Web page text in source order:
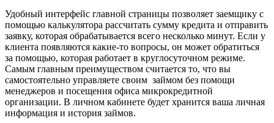
Удобный интерфейс главной страницы позволяет заемщику с
помощью калькулятора рассчитать сумму кредита и отправить
заявку, которая обрабатывается всего несколько минут. Если у
клиента появляются какие-то вопросы, он может обратиться
за помощью, которая работает в круглосуточном режиме.
Самым главным преимуществом считается то, что вы
самостоятельно управляете своим займом без помощи
менеджеров и посещения офиса микрокредитной
организации. В личном кабинете будет хранится ваша личная
информация и история займов.